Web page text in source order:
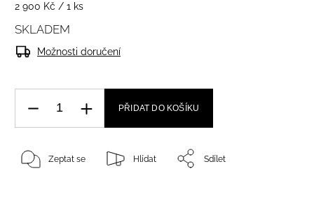
2 900 Kč / 1 ks
SKLADEM
Možnosti doručení
PŘIDAT DO KOŠÍKU
Zeptat se Hlídat Sdílet